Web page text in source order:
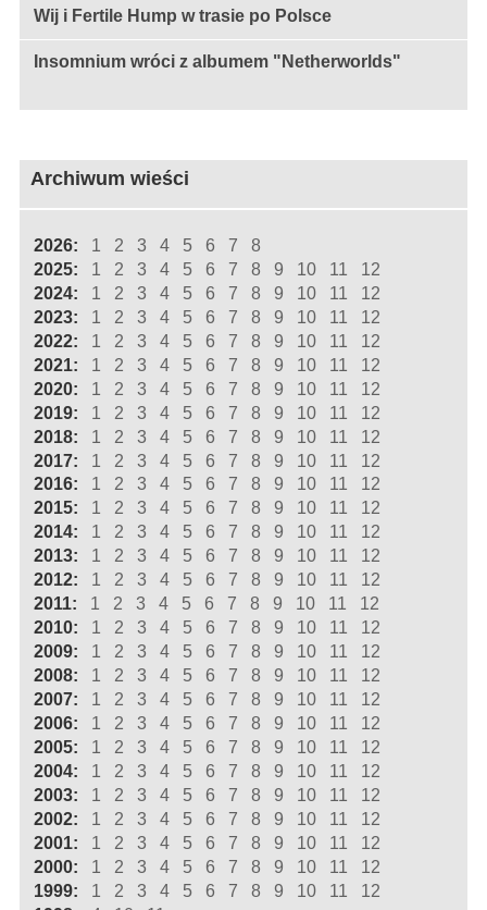
Wij i Fertile Hump w trasie po Polsce
Insomnium wróci z albumem "Netherworlds"
Archiwum wieści
2026: 1 2 3 4 5 6 7
8
2025:
1 2 3 4 5 6 7 8 9 10 11
12
2024:
1 2 3 4 5 6 7 8 9 10 11
12
2023:
1 2 3 4 5 6 7 8 9 10 11
12
2022:
1 2 3 4 5 6 7 8 9 10 11
12
2021:
1 2 3 4 5 6 7 8 9 10 11
12
2020:
1 2 3 4 5 6 7 8 9 10 11
12
2019:
1 2 3 4 5 6 7 8 9 10 11
12
2018:
1 2 3 4 5 6 7 8 9 10 11
12
2017:
1 2 3 4 5 6 7 8 9 10 11
12
2016:
1 2 3 4 5 6 7 8 9 10 11
12
2015:
1 2 3 4 5 6 7 8 9 10 11
12
2014:
1 2 3 4 5 6 7 8 9 10 11
12
2013:
1 2 3 4 5 6 7 8 9 10 11
12
2012:
1 2 3 4 5 6 7 8 9 10 11
12
2011:
1 2 3 4 5 6 7 8 9 10 11
12
2010:
1 2 3 4 5 6 7 8 9 10 11
12
2009:
1 2 3 4 5 6 7 8 9 10 11
12
2008:
1 2 3 4 5 6 7 8 9 10 11
12
2007:
1 2 3 4 5 6 7 8 9 10 11
12
2006:
1 2 3 4 5 6 7 8 9 10 11
12
2005:
1 2 3 4 5 6 7 8 9 10 11
12
2004:
1 2 3 4 5 6 7 8 9 10 11
12
2003:
1 2 3 4 5 6 7 8 9 10 11
12
2002:
1 2 3 4 5 6 7 8 9 10 11
12
2001:
1 2 3 4 5 6 7 8 9 10 11
12
2000:
1 2 3 4 5 6 7 8 9 10 11
12
1999:
1 2 3 4 5 6 7 8 9 10 11
12